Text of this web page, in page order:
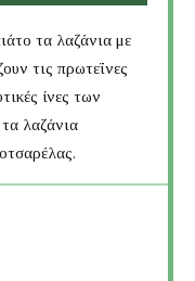
τα λαζάνια με
τις πρωτεΐνες
ίνες των
λαζάνια